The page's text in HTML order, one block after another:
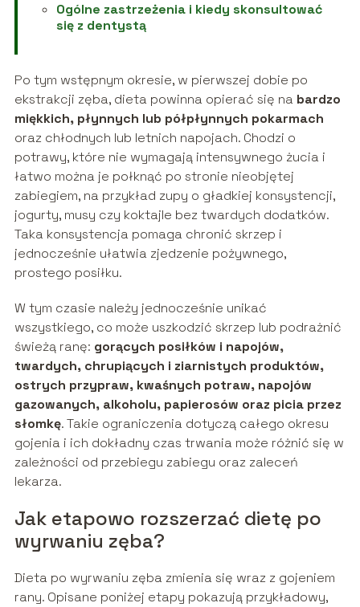
Ogólne zastrzeżenia i kiedy skonsultować
się z dentystą
Po tym wstępnym okresie, w pierwszej dobie po
ekstrakcji zęba, dieta powinna opierać się na bardzo
miękkich, płynnych lub półpłynnych pokarmach
oraz chłodnych lub letnich napojach. Chodzi o
potrawy, które nie wymagają intensywnego żucia i
łatwo można je połknąć po stronie nieobjętej
zabiegiem, na przykład zupy o gładkiej konsystencji,
jogurty, musy czy koktajle bez twardych dodatków.
Taka konsystencja pomaga chronić skrzep i
jednocześnie ułatwia zjedzenie pożywnego,
prostego posiłku.
W tym czasie należy jednocześnie unikać
wszystkiego, co może uszkodzić skrzep lub podrażnić
świeżą ranę: gorących posiłków i napojów,
twardych, chrupiących i ziarnistych produktów,
ostrych przypraw, kwaśnych potraw, napojów
gazowanych, alkoholu, papierosów oraz picia przez
słomkę. Takie ograniczenia dotyczą całego okresu
gojenia i ich dokładny czas trwania może różnić się w
zależności od przebiegu zabiegu oraz zaleceń
lekarza.
Jak etapowo rozszerzać dietę po
wyrwaniu zęba?
Dieta po wyrwaniu zęba zmienia się wraz z gojeniem
rany. Opisane poniżej etapy pokazują przykładowy,